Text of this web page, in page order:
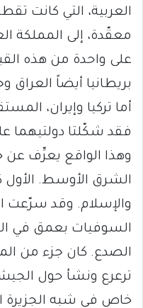
العربية، التي كانت
معقّدة، إلى المملكة
على واحدة من هذه
بريطانيا أيضاً
أما تركيا وإيران،
فقد شكّلتا
وهذا الواقع يعرِّف
الشرق الأوسط. الأول
والإسلام. وقد سرّعت
السوفيات بعمق في
الصدع. كان جزء من
ترعرع ونشأ حول
خاص في شبه الجزيرة